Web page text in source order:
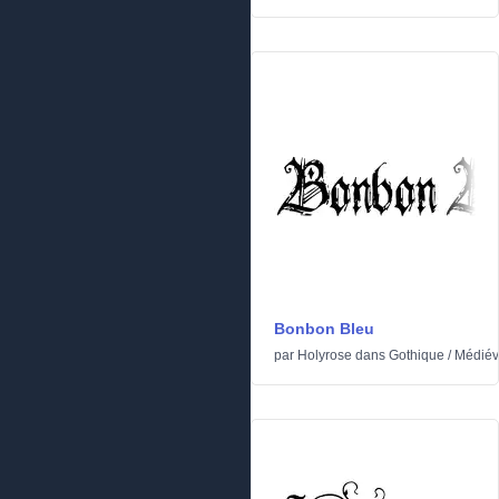
Bonbon Bleu
par Holyrose dans Gothique /